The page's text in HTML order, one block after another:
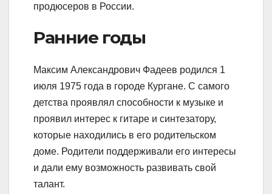
продюсеров в России.
Ранние годы
Максим Александрович Фадеев родился 1
июля 1975 года в городе Кургане. С самого
детства проявлял способности к музыке и
проявил интерес к гитаре и синтезатору,
которые находились в его родительском
доме. Родители поддерживали его интересы
и дали ему возможность развивать свой
талант.